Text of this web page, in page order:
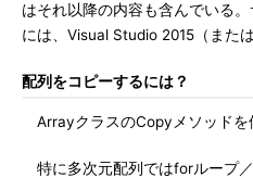
はそれ以降の内容も含んでいる
には、Visual Studio 2015（また
配列をコピーするには？
ArrayクラスのCopyメソッドを
特に多次元配列ではforループ